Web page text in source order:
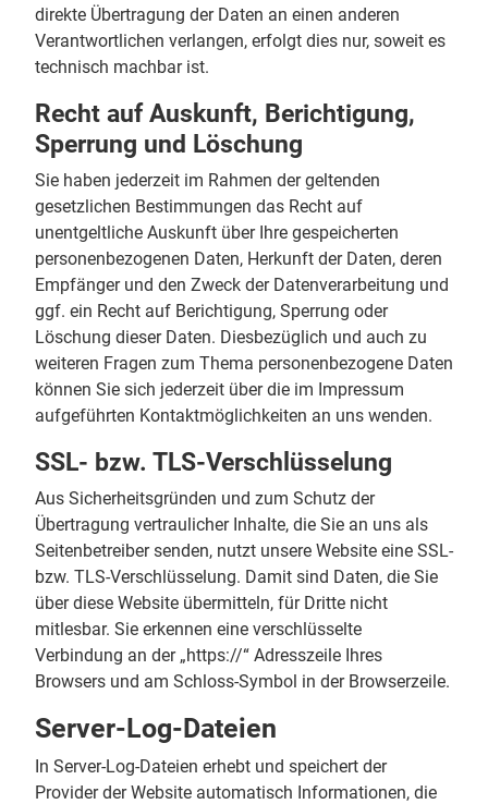
direkte Übertragung der Daten an einen anderen
Verantwortlichen verlangen, erfolgt dies nur, soweit es
technisch machbar ist.
Recht auf Auskunft, Berichtigung,
Sperrung und Löschung
Sie haben jederzeit im Rahmen der geltenden
gesetzlichen Bestimmungen das Recht auf
unentgeltliche Auskunft über Ihre gespeicherten
personenbezogenen Daten, Herkunft der Daten, deren
Empfänger und den Zweck der Datenverarbeitung und
ggf. ein Recht auf Berichtigung, Sperrung oder
Löschung dieser Daten. Diesbezüglich und auch zu
weiteren Fragen zum Thema personenbezogene Daten
können Sie sich jederzeit über die im Impressum
aufgeführten Kontaktmöglichkeiten an uns wenden.
SSL- bzw. TLS-Verschlüsselung
Aus Sicherheitsgründen und zum Schutz der
Übertragung vertraulicher Inhalte, die Sie an uns als
Seitenbetreiber senden, nutzt unsere Website eine SSL-
bzw. TLS-Verschlüsselung. Damit sind Daten, die Sie
über diese Website übermitteln, für Dritte nicht
mitlesbar. Sie erkennen eine verschlüsselte
Verbindung an der „https://“ Adresszeile Ihres
Browsers und am Schloss-Symbol in der Browserzeile.
Server-Log-Dateien
In Server-Log-Dateien erhebt und speichert der
Provider der Website automatisch Informationen, die